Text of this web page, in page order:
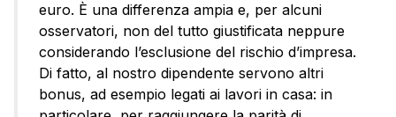
euro. È una differenza ampia e, per alcuni
osservatori, non del tutto giustificata neppure
considerando l’esclusione del rischio d’impresa.
Di fatto, al nostro dipendente servono altri
bonus, ad esempio legati ai lavori in casa: in